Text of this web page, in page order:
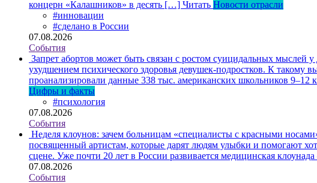
концерн «Калашников» в десять […] Читать Новости отрасли
#инновации
#сделано в России
07.08.2026
События
Запрет абортов может быть связан с ростом суицидальных мыслей у
ухудшением психического здоровья девушек-подростков. К
проанализировали данные 338 тыс. американских школьников
Цифры и факты
#психология
07.08.2026
События
Неделя клоунов: зачем больницам «специалисты с красными
посвященный артистам, которые дарят людям улыбки и помогают
сцене. Уже почти 20 лет в России развивается медицинская
07.08.2026
События